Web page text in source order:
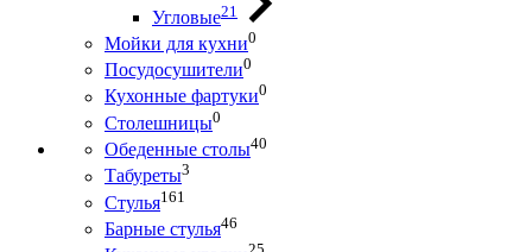
Угловые21
Мойки для кухни0
Посудосушители0
Кухонные фартуки0
Столешницы0
Обеденные столы40
Табуреты3
Стулья161
Барные стулья46